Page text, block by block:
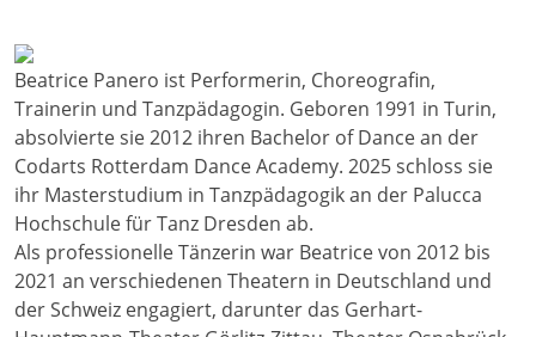
Beatrice Panero ist Performerin, Choreografin,
Trainerin und Tanzpädagogin. Geboren 1991 in Turin,
absolvierte sie 2012 ihren Bachelor of Dance an der
Codarts Rotterdam Dance Academy. 2025 schloss sie
ihr Masterstudium in Tanzpädagogik an der Palucca
Hochschule für Tanz Dresden ab.
Als professionelle Tänzerin war Beatrice von 2012 bis
2021 an verschiedenen Theatern in Deutschland und
der Schweiz engagiert, darunter das Gerhart-